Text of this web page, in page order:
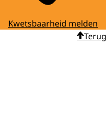
Kwetsbaarheid melden